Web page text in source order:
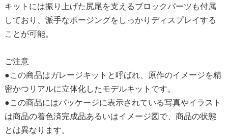
キットには振り上げた尻尾を支えるブロックパーツも付属
しており、派手なポージングをしっかりディスプレイする
ことが可能。
ご注意
●この商品はガレージキットと呼ばれ、原作のイメージを精
密かつリアルに立体化したモデルキットです。
●この商品にはパッケージに表示されている写真やイラスト
は商品の着色済完成品あるいはイメージ図で、商品の状態
とは異なります。